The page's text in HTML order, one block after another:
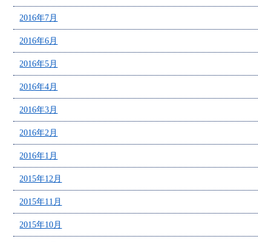
2016年7月
2016年6月
2016年5月
2016年4月
2016年3月
2016年2月
2016年1月
2015年12月
2015年11月
2015年10月